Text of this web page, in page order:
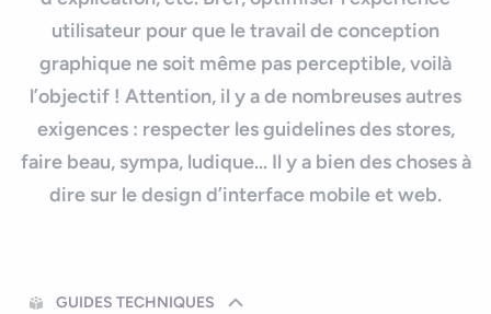
utilisateur pour que le travail de conception
graphique ne soit même pas perceptible, voilà
l’objectif ! Attention, il y a de nombreuses autres
exigences : respecter les guidelines des stores,
faire beau, sympa, ludique… Il y a bien des choses à
dire sur le design d’interface mobile et web.
GUIDES TECHNIQUES